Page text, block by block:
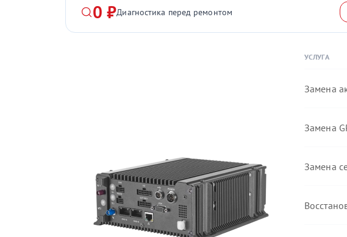
0 ₽Диагностика перед ремонтом
УСЛУГА
Замена
Замена
Замена